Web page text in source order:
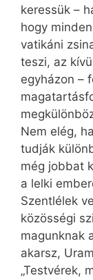
keressük –
hogy
vatikáni
teszi, az
egyházon –
Nem elég,
tudják
még jobbat
a lelki
Szentlélek
közösségi
magunknak
akarsz,
„Testvérek,